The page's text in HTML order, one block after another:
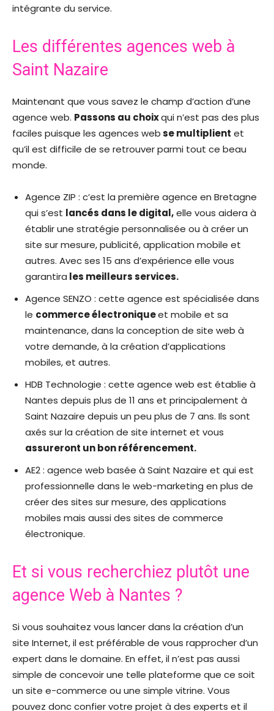
intégrante du service.
Les différentes agences web à
Saint Nazaire
Maintenant que vous savez le champ d’action d’une
agence web. Passons au choixqui n’est pas des plus
faciles puisque les agences webse multiplient et
qu’il est difficile de se retrouver parmi tout ce beau
monde.
Agence ZIP : c’est la première agence en Bretagne
qui s’est lancés dans le digital,elle vous aidera à
établir une stratégie personnalisée ou à créer un
site sur mesure, publicité, application mobile et
autres. Avec ses 15 ans d’expérience elle vous
garantira les meilleurs services.
Agence SENZO : cette agence est spécialisée dans
le commerce électroniqueet mobile et sa
maintenance, dans la conception de site web à
votre demande, à la création d’applications
mobiles, et autres.
HDB Technologie : cette agence web est établie à
Nantes depuis plus de 11 ans et principalement à
Saint Nazaire depuis un peu plus de 7 ans. Ils sont
axés sur la création de site internet et vous
assureront un bon référencement.
AE2 : agence web basée à Saint Nazaire et qui est
professionnelle dans le web-marketing en plus de
créer des sites sur mesure, des applications
mobiles mais aussi des sites de commerce
électronique.
Et si vous recherchiez plutôt une
agence Web à Nantes ?
Si vous souhaitez vous lancer dans la création d’un
site Internet, il est préférable de vous rapprocher d’un
expert dans le domaine. En effet, il n’est pas aussi
simple de concevoir une telle plateforme que ce soit
un site e-commerce ou une simple vitrine. Vous
pouvez donc confier votre projet à des experts et il